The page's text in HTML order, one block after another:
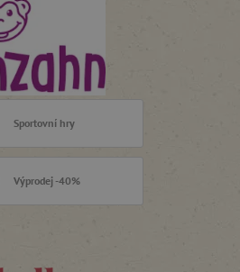
Sportovní hry
Výprodej -40%